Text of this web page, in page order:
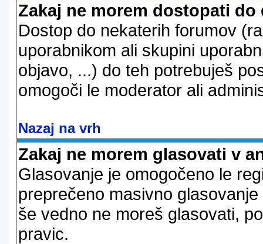
Zakaj ne morem dostopati
Dostop do nekaterih forumov
uporabnikom ali skupini
objavo, ...) do teh potrebuješ
omogoči le moderator ali
Nazaj na vrh
Zakaj ne morem glasovati v
Glasovanje je omogočeno le
preprečeno masivno
še vedno ne moreš glasovati,
pravic.